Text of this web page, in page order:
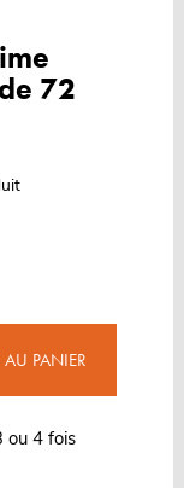
72
PANIER
ou 4 fois